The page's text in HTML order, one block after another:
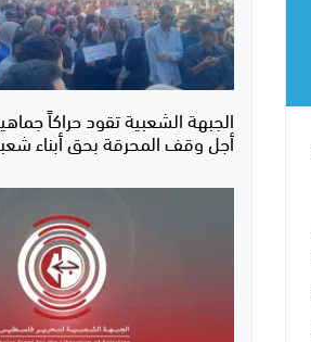
الجبهة الشعبية تقود حراكاً
أجل وقف المحرقة بحق أبناء